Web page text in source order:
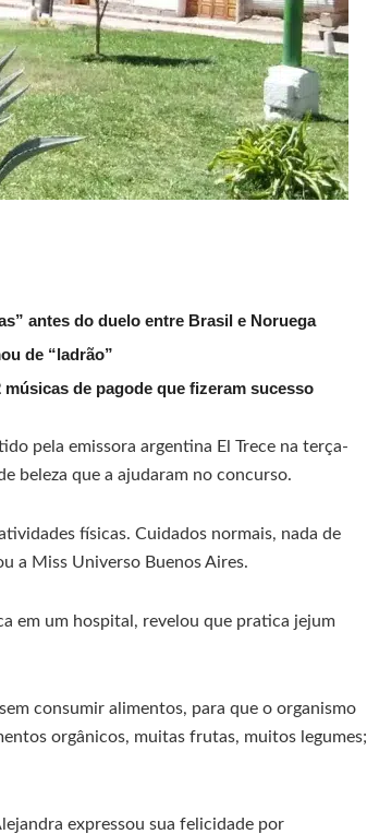
antes do duelo entre Brasil e Noruega
de “ladrão”
de pagode que fizeram sucesso
pela emissora argentina El Trece na terça-
beleza que a ajudaram no concurso.
físicas. Cuidados normais, nada de
a Miss Universo Buenos Aires.
em um hospital, revelou que pratica jejum
consumir alimentos, para que o organismo
orgânicos, muitas frutas, muitos legumes;
expressou sua felicidade por